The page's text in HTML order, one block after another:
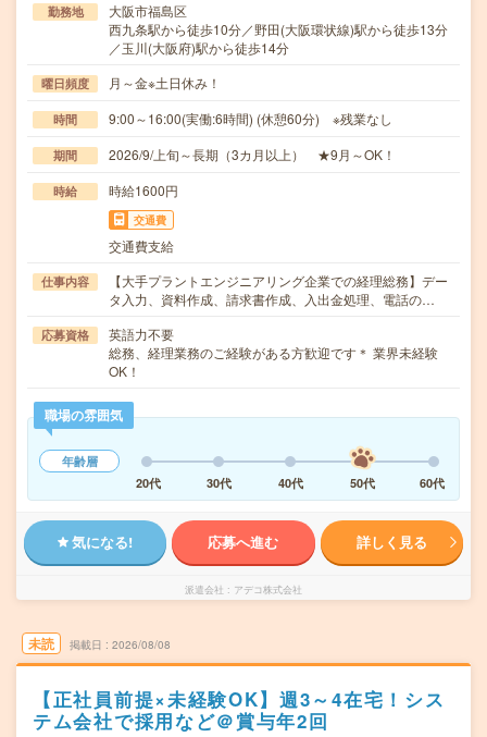
勤務地
大阪市福島区
西九条駅から徒歩10分／野田(大阪環状線)駅から徒歩13分
／玉川(大阪府)駅から徒歩14分
曜日頻度 月～金※土日休み！
時間 9:00～16:00(実働:6時間) (休憩60分) ※残業なし
期間 2026/9/上旬～長期（3カ月以上） ★9月～OK！
時給 時給1600円
交通費
交通費支給
仕事内容
【大手プラントエンジニアリング企業での経理総務】デー
タ入力、資料作成、請求書作成、入出金処理、電話の…
応募資格
英語力不要
総務、経理業務のご経験がある方歓迎です＊ 業界未経験
OK！
職場の雰囲気
年齢層
20代
30代 40代 50代 60代
気になる! 応募へ進む 詳しく見る
派遣会社 アデコ株式会社
未読 掲載日 2026/08/08
【正社員前提×未経験OK】週3～4在宅！シス
テム会社で採用など＠賞与年2回